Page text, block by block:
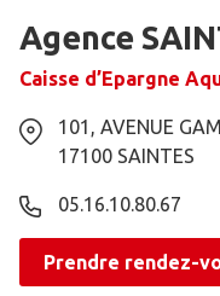
Agence
Caisse d’Epargne
101, AVENUE
17100 SAINTES
05.16.10.80.67
Prendre rendez-